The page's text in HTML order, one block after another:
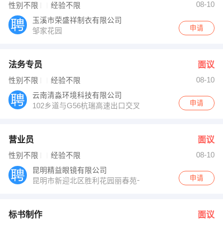
性别不限 经验不限
08-10
玉溪市荣盛祥制衣有限公司
邹家花园
申请
法务专员 面议
性别不限 经验不限
08-10
云南清淼环境科技有限公司
102乡道与G56杭瑞高速出口交叉口东南150米
申请
营业员 面议
性别不限 经验不限
08-10
昆明精益眼镜有限公司
昆明市新迎北区胜利花园丽春苑一幢二楼
申请
标书制作 面议